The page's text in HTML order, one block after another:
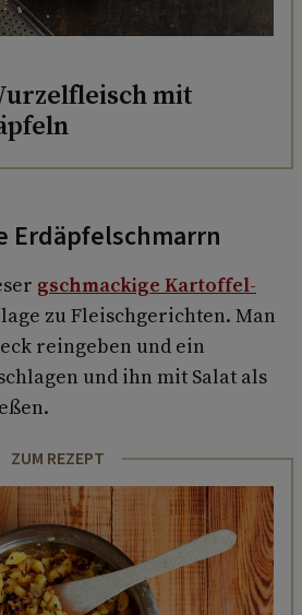
mit
Erdäpfelschmarrn
gschmackige Kartoffel-
zu Fleischgerichten. Man
reingeben und ein
und ihn mit Salat als
ZUM REZEPT